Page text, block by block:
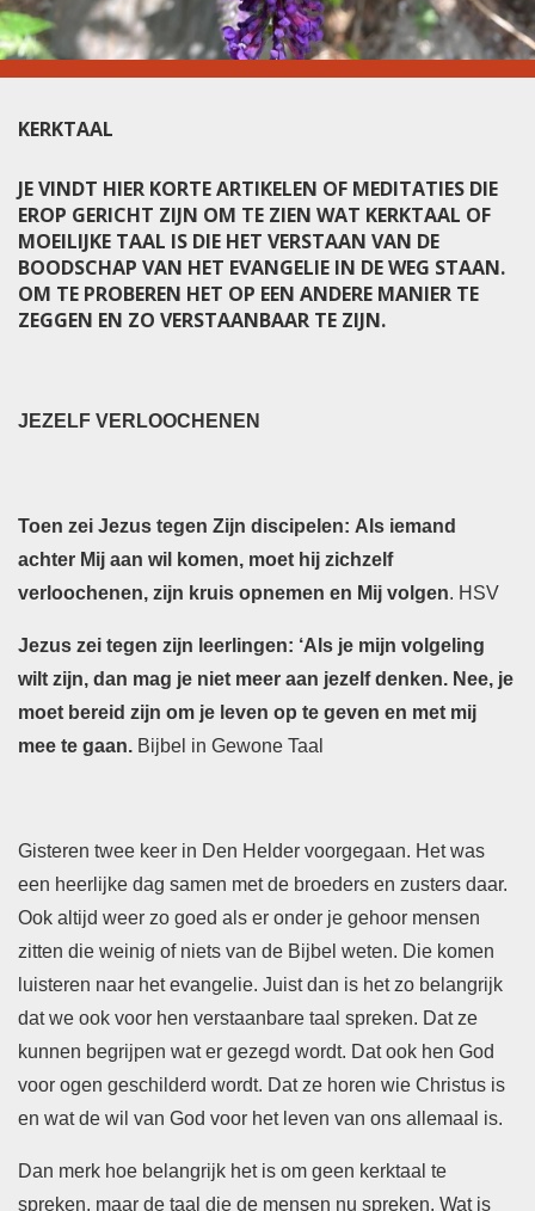
KERKTAAL
JE VINDT HIER KORTE ARTIKELEN OF MEDITATIES DIE
EROP GERICHT ZIJN OM TE ZIEN WAT KERKTAAL OF
MOEILIJKE TAAL IS DIE HET VERSTAAN VAN DE
BOODSCHAP VAN HET EVANGELIE IN DE WEG STAAN.
OM TE PROBEREN HET OP EEN ANDERE MANIER TE
ZEGGEN EN ZO VERSTAANBAAR TE ZIJN.
JEZELF VERLOOCHENEN
Toen zei Jezus tegen Zijn discipelen: Als iemand
achter Mij aan wil komen, moet hij zichzelf
verloochenen, zijn kruis opnemen en Mij volgen. HSV
Jezus zei tegen zijn leerlingen: ‘Als je mijn volgeling
wilt zijn, dan mag je niet meer aan jezelf denken. Nee, je
moet bereid zijn om je leven op te geven en met mij
mee te gaan. Bijbel in Gewone Taal
Gisteren twee keer in Den Helder voorgegaan. Het was
een heerlijke dag samen met de broeders en zusters daar.
Ook altijd weer zo goed als er onder je gehoor mensen
zitten die weinig of niets van de Bijbel weten. Die komen
luisteren naar het evangelie. Juist dan is het zo belangrijk
dat we ook voor hen verstaanbare taal spreken. Dat ze
kunnen begrijpen wat er gezegd wordt. Dat ook hen God
voor ogen geschilderd wordt. Dat ze horen wie Christus is
en wat de wil van God voor het leven van ons allemaal is.
Dan merk hoe belangrijk het is om geen kerktaal te
spreken, maar de taal die de mensen nu spreken. Wat is